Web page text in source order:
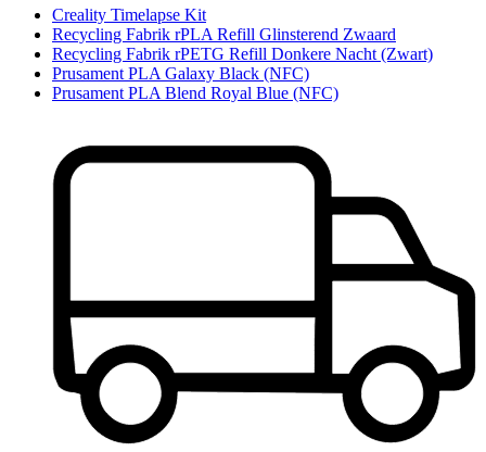
Creality Timelapse Kit
Recycling Fabrik rPLA Refill Glinsterend Zwaard
Recycling Fabrik rPETG Refill Donkere Nacht (Zwart)
Prusament PLA Galaxy Black (NFC)
Prusament PLA Blend Royal Blue (NFC)